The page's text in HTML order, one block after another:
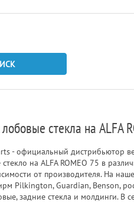
стекла на ALFA
- официальный дистрибьютор
на ALFA ROMEO 75 в
от производителя. На
Pilkington, Guardian, Benson,
задние стекла и молдинги. В